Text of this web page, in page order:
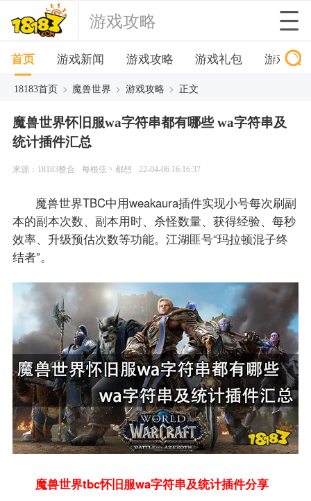
游戏攻略
首页 游戏新闻 游戏攻略 游戏礼包 游戏下
18183首页 > 魔兽世界 > 游戏攻略 > 正文
魔兽世界怀旧服wa字符串都有哪些 wa字符串及
统计插件汇总
来源：18183整合 每根弦丶都想 22-04-06 16:16:37
魔兽世界TBC中用weakaura插件实现小号每次刷副
本的副本次数、副本用时、杀怪数量、获得经验、每秒
效率、升级预估次数等功能。江湖匪号“玛拉顿混子终
结者”。
魔兽世界tbc怀旧服wa字符串及统计插件分享